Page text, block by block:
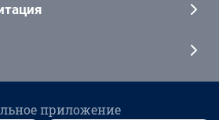
приложение